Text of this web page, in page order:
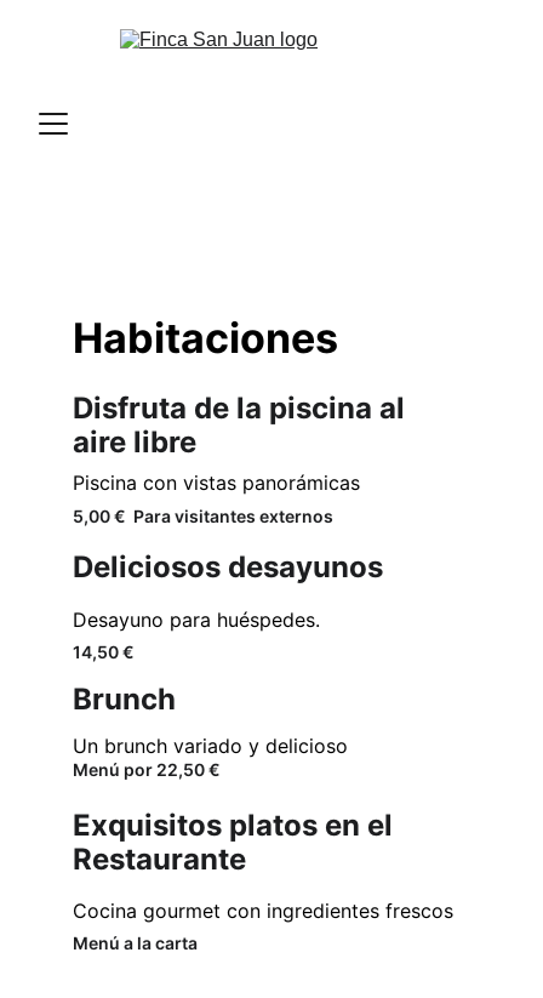
Habitaciones
Disfruta de la piscina al
aire libre
Piscina con vistas panorámicas
5,00 €  Para visitantes externos
Deliciosos desayunos
Desayuno para huéspedes.
14,50 €
Brunch
Un brunch variado y delicioso
Menú por 22,50 €
Exquisitos platos en el
Restaurante
Cocina gourmet con ingredientes frescos
Menú a la carta